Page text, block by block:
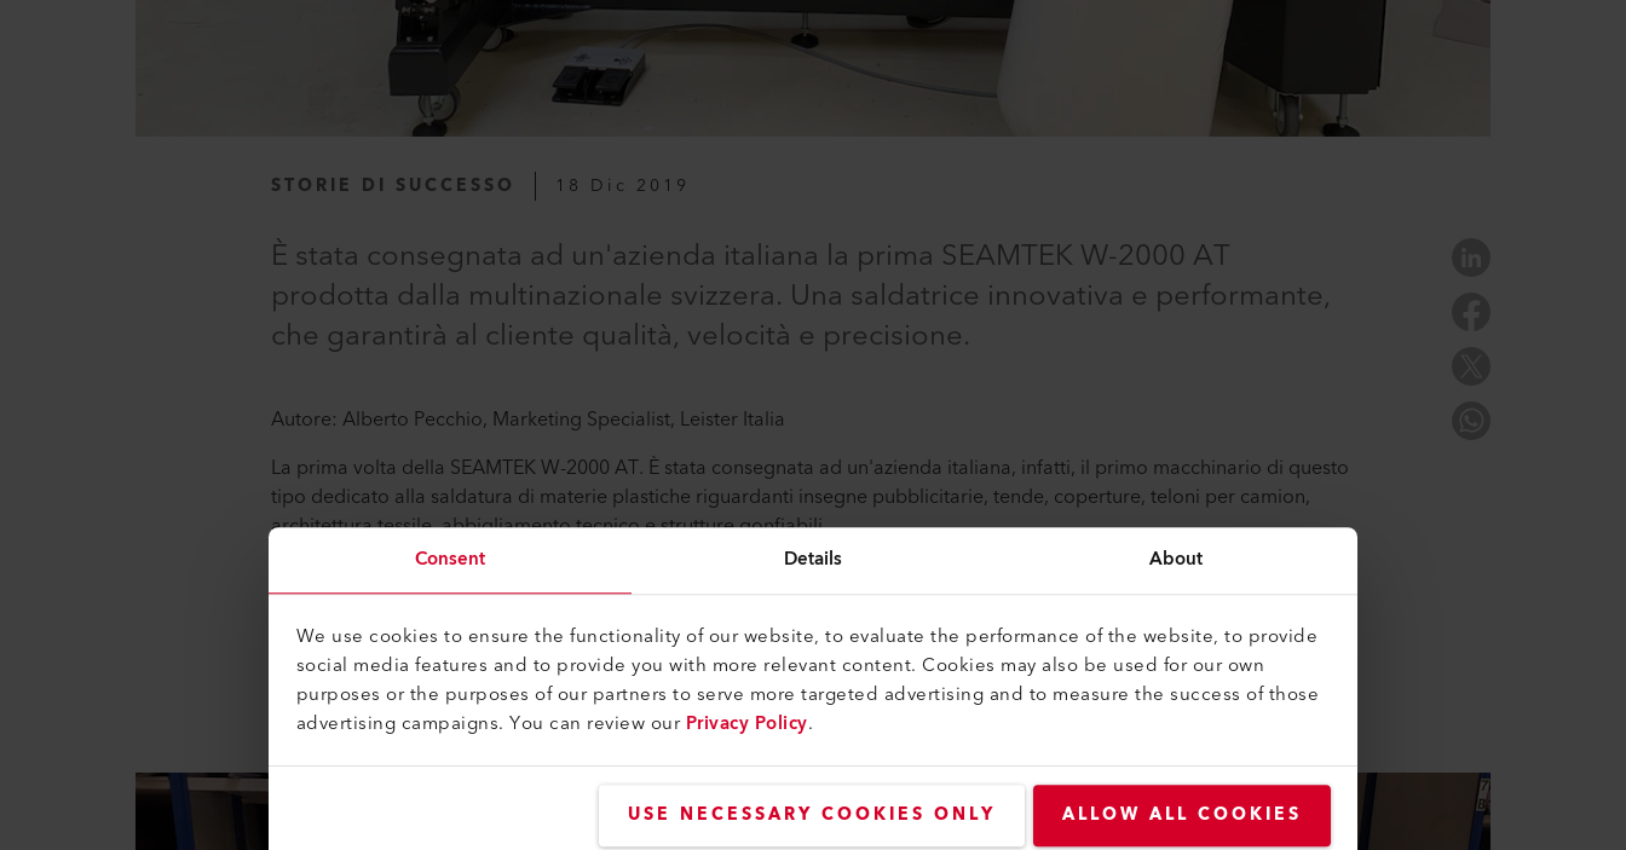
Consent Details About
We use cookies to ensure the functionality of our website, to evaluate the performance of the website, to provide
social media features and to provide you with more relevant content. Cookies may also be used for our own
purposes or the purposes of our partners to serve more targeted advertising and to measure the success of those
advertising campaigns. You can review ourPrivacy Policy.
USE NECESSARY COOKIES ONLY ALLOW ALL COOKIES
STORIE DI SUCCESSO 18 Dic 2019
È stata consegnata ad un'azienda italiana la prima SEAMTEK W-2000 AT
prodotta dalla multinazionale svizzera. Una saldatrice innovativa e performante,
che garantirà al cliente qualità, velocità e precisione.
Autore: Alberto Pecchio, Marketing Specialist, Leister Italia
La prima volta della SEAMTEK W-2000 AT. È stata consegnata ad un'azienda italiana, infatti, il primo macchinario di questo
tipo dedicato alla saldatura di materie plastiche riguardanti insegne pubblicitarie, tende, coperture, teloni per camion,
architettura tessile, abbigliamento tecnico e strutture gonfiabili.
Un lavoro che manifesta la continua ricerca di qualità e precisione da parte di Leister, che si coniuga perfettamente con la
voglia di eccellenza dei propri clienti.
La nuovissima SEAMTEK W-2000 AT, che si differenzia dalla versione SEAMTEK W-900 AT per il telaio lungo 2 m / 6.56 ft,
permette di saldare con una velocità variabile durante il processo di saldatura, con la temperatura che si regola
automaticamente.